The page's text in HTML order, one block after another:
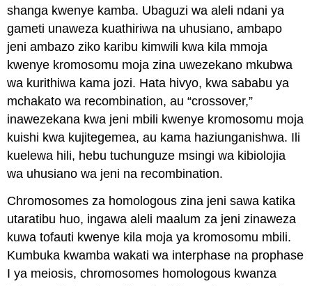
shanga kwenye kamba. Ubaguzi wa aleli ndani ya
gameti unaweza kuathiriwa na uhusiano, ambapo
jeni ambazo ziko karibu kimwili kwa kila mmoja
kwenye kromosomu moja zina uwezekano mkubwa
wa kurithiwa kama jozi. Hata hivyo, kwa sababu ya
mchakato wa recombination, au “crossover,”
inawezekana kwa jeni mbili kwenye kromosomu moja
kuishi kwa kujitegemea, au kama haziunganishwa. Ili
kuelewa hili, hebu tuchunguze msingi wa kibiolojia
wa uhusiano wa jeni na recombination.
Chromosomes za homologous zina jeni sawa katika
utaratibu huo, ingawa aleli maalum za jeni zinaweza
kuwa tofauti kwenye kila moja ya kromosomu mbili.
Kumbuka kwamba wakati wa interphase na prophase
I ya meiosis, chromosomes homologous kwanza